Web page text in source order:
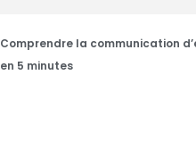
Comprendre la communication
en 5 minutes